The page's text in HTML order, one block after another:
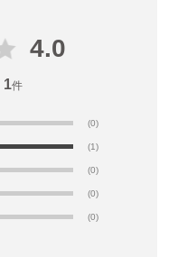
4.0
1件
(0)
(1)
(0)
(0)
(0)